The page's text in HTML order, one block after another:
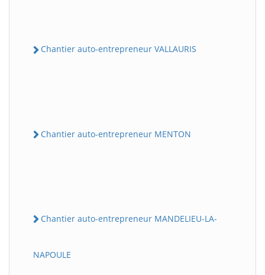
Chantier auto-entrepreneur VALLAURIS
Chantier auto-entrepreneur MENTON
Chantier auto-entrepreneur MANDELIEU-LA-
NAPOULE